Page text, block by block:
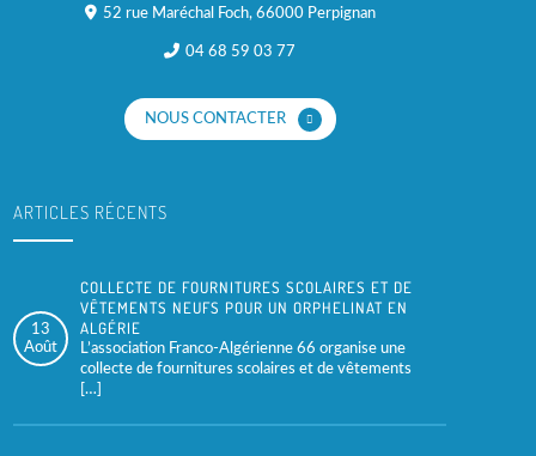
52 rue Maréchal Foch, 66000 Perpignan
04 68 59 03 77
NOUS CONTACTER
ARTICLES RÉCENTS
13
Août
COLLECTE DE FOURNITURES SCOLAIRES ET DE
VÊTEMENTS NEUFS POUR UN ORPHELINAT EN
ALGÉRIE
L’association Franco-Algérienne 66 organise une
collecte de fournitures scolaires et de vêtements
[…]